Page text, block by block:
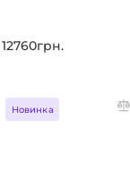
12760грн.
Новинка